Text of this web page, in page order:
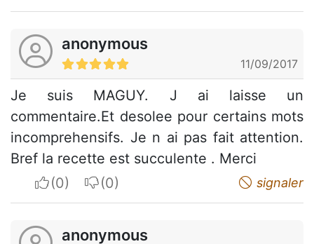
anonymous
11/09/2017
Je suis MAGUY. J ai laisse un
commentaire.Et desolee pour certains mots
incomprehensifs. Je n ai pas fait attention.
Bref la recette est succulente . Merci
I apreciateI do not appreciate signaler
anonymous